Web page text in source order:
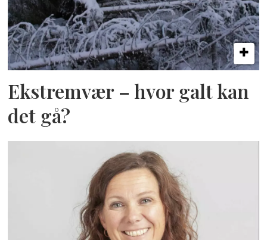
Ekstremvær – hvor galt kan
det gå?